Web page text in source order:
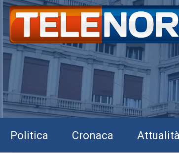
Politica Cronaca Attualità